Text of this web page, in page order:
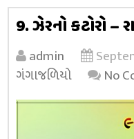
9. ઝેરનો કટોરો –
admin
ગંગાજળિયો
No